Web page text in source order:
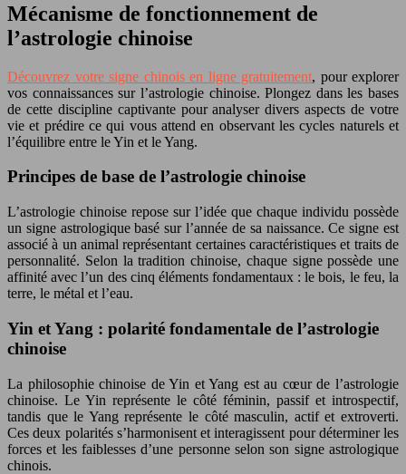
Mécanisme de fonctionnement de
l’astrologie chinoise
Découvrez votre signe chinois en ligne gratuitement, pour explorer
vos connaissances sur l’astrologie chinoise. Plongez dans les bases
de cette discipline captivante pour analyser divers aspects de votre
vie et prédire ce qui vous attend en observant les cycles naturels et
l’équilibre entre le Yin et le Yang.
Principes de base de l’astrologie chinoise
L’astrologie chinoise repose sur l’idée que chaque individu possède
un signe astrologique basé sur l’année de sa naissance. Ce signe est
associé à un animal représentant certaines caractéristiques et traits de
personnalité. Selon la tradition chinoise, chaque signe possède une
affinité avec l’un des cinq éléments fondamentaux : le bois, le feu, la
terre, le métal et l’eau.
Yin et Yang : polarité fondamentale de l’astrologie
chinoise
La philosophie chinoise de Yin et Yang est au cœur de l’astrologie
chinoise. Le Yin représente le côté féminin, passif et introspectif,
tandis que le Yang représente le côté masculin, actif et extroverti.
Ces deux polarités s’harmonisent et interagissent pour déterminer les
forces et les faiblesses d’une personne selon son signe astrologique
chinois.